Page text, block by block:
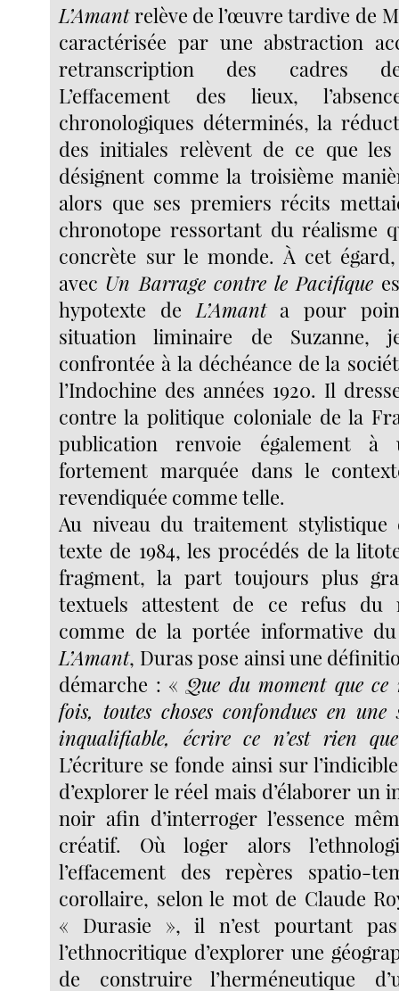
L’Amantrelève de l’œuvre tardive de
caractérisée par une abstraction
retranscription des cadres de
L’effacement des lieux,
chronologiques déterminés, la
des initiales relèvent de ce que les
désignent comme la troisième
alors que ses premiers récits
chronotope ressortant du réalisme
concrète sur le monde. À cet
avec Un Barrage contre le Pacifique
hypotexte de L’Amanta pour
situation liminaire de Suzanne,
confrontée à la déchéance de la
l’Indochine des années 1920. Il
contre la politique coloniale de la
publication renvoie également à
fortement marquée dans le
revendiquée comme telle.
Au niveau du traitement stylistique
texte de 1984, les procédés de la
fragment, la part toujours plus
textuels attestent de ce refus du
comme de la portée informative
L’Amant, Duras pose ainsi une
démarche : «Que du moment que ce
fois, toutes choses confondues en une
inqualifiable, écrire ce n’est rien
L’écriture se fonde ainsi sur
d’explorer le réel mais d’élaborer un
noir afin d’interroger l’essence
créatif. Où loger alors
l’effacement des repères spatio-
corollaire, selon le mot de Claude
« Durasie », il n’est pourtant
l’ethnocritique d’explorer une
de construire l’herméneutique